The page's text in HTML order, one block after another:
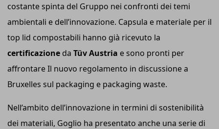
costante spinta del Gruppo nei confronti dei temi
ambientali e dell’innovazione. Capsula e materiale per il
top lid compostabili hanno già ricevuto la
certificazione da Tüv Austria e sono pronti per
affrontare Il nuovo regolamento in discussione a
Bruxelles sul packaging e packaging waste.
Nell’ambito dell’innovazione in termini di sostenibilità
dei materiali, Goglio ha presentato anche una serie di